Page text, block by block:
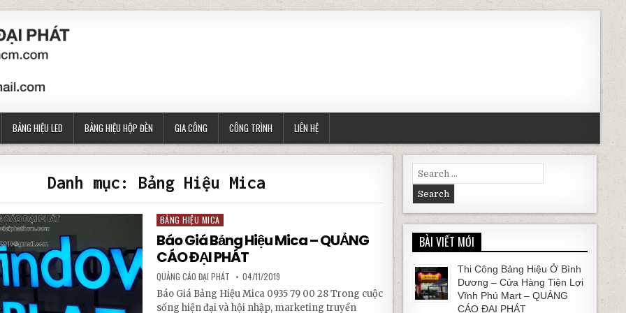
BẢNG HIỆU LED BẢNG HIỆU HỘP ĐÈN GIA CÔNG CÔNG TRÌNH LIÊN HỆ
Danh mục: Bảng Hiệu Mica
Posted in
BẢNG HIỆU MICA
Báo Giá Bảng Hiệu Mica – QUẢNG
CÁO ĐẠI PHÁT
AUTHOR:
QUẢNG CÁO ĐẠI PHÁT PUBLISHED DATE:
04/11/2019
Báo Giá Bảng Hiệu Mica 0935 79 00 28 Trong cuộc
sống hiện đại và hội nhập, marketing truyền
Search for:
BÀI VIẾT MỚI
Thi Công Bảng Hiệu Ở Bình
Dương – Cửa Hàng Tiện Lợi
Vĩnh Phú Mart – QUẢNG
CÁO ĐẠI PHÁT